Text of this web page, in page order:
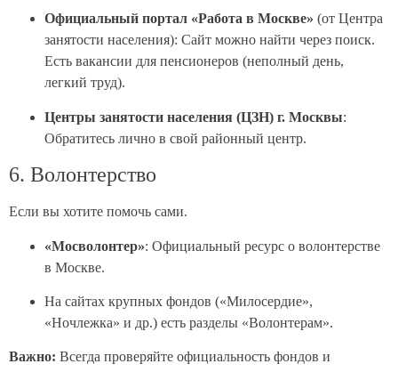
Официальный портал «Работа в Москве» (от Центра
занятости населения): Сайт можно найти через поиск.
Есть вакансии для пенсионеров (неполный день,
легкий труд).
Центры занятости населения (ЦЗН) г. Москвы:
Обратитесь лично в свой районный центр.
6. Волонтерство
Если вы хотите помочь сами.
«Мосволонтер»: Официальный ресурс о волонтерстве
в Москве.
На сайтах крупных фондов («Милосердие»,
«Ночлежка» и др.) есть разделы «Волонтерам».
Важно: Всегда проверяйте официальность фондов и